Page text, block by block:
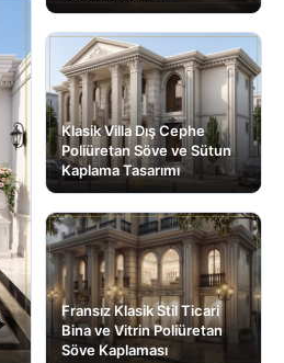
Klasik Villa Dış Cephe
Poliüretan Söve ve Sütun
Kaplama Tasarımı
Fransız Klasik Stil Ticari
Bina ve Vitrin Poliüretan
Söve Kaplaması